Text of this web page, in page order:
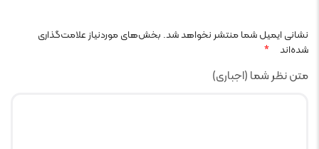
نشانی ایمیل شما منتشر نخواهد شد. بخش‌های موردنیاز علامت‌گذاری
شده‌اند
*
متن نظر شما (اجباری)